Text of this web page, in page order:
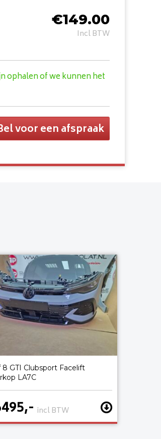
€149.00
Incl BTW
ophalen of we kunnen het
voor een afspraak
8 GTI Clubsport Facelift
LA7C
incl BTW